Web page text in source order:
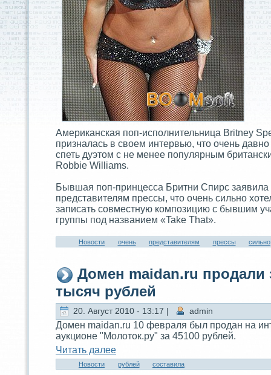
Американская поп-исполнительница Britney
призналась в своем интервью, что очень давно
спеть дуэтом с не менее популярным
Robbie Williams.
Бывшая поп-принцесса Бритни Спирс заявила
предстaвителям прессы, что очень сильно
записать совместную композицию с бывшим
группы под названием «Take That».
Новости очень предстaвителям прессы сильно
Домен maidan.ru продали
тысяч рублей
20. Август 2010 - 13:17 | admin
Домен maidan.ru 10 февраля был продан на
аукционе "Молоток.ру" за 45100 рублей.
Читaть далее
Новости рублей состaвила